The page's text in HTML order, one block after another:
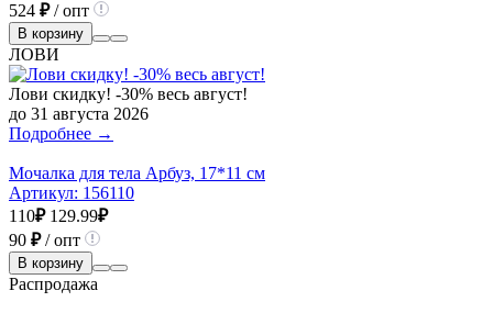
524 ₽/ опт
В корзину
ЛОВИ
Лови скидку! -30% весь август!
до 31 августа 2026
Подробнее →
Мочалка для тела Арбуз, 17*11 см
Артикул: 156110
110₽ 129.99₽
90 ₽/ опт
В корзину
Распродажа